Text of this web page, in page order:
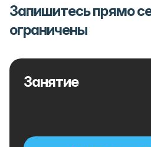
Запишитесь прямо
ограничены
Занятие